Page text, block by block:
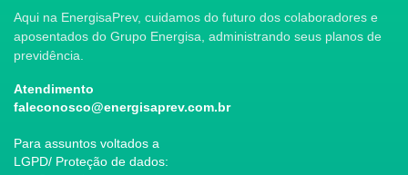
Aqui na EnergisaPrev, cuidamos do futuro dos colaboradores e
aposentados do Grupo Energisa, administrando seus planos de
previdência.
Atendimento
faleconosco@energisaprev.com.br
Para assuntos voltados a
LGPD/ Proteção de dados: